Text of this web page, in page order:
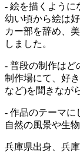
- 絵を描くように
幼い頃から絵は
カー部を辞め、
しました。
- 普段の制作はど
制作場にて、好
など)を聞きなが
- 作品のテーマに
自然の風景や生
兵庫県出身、兵